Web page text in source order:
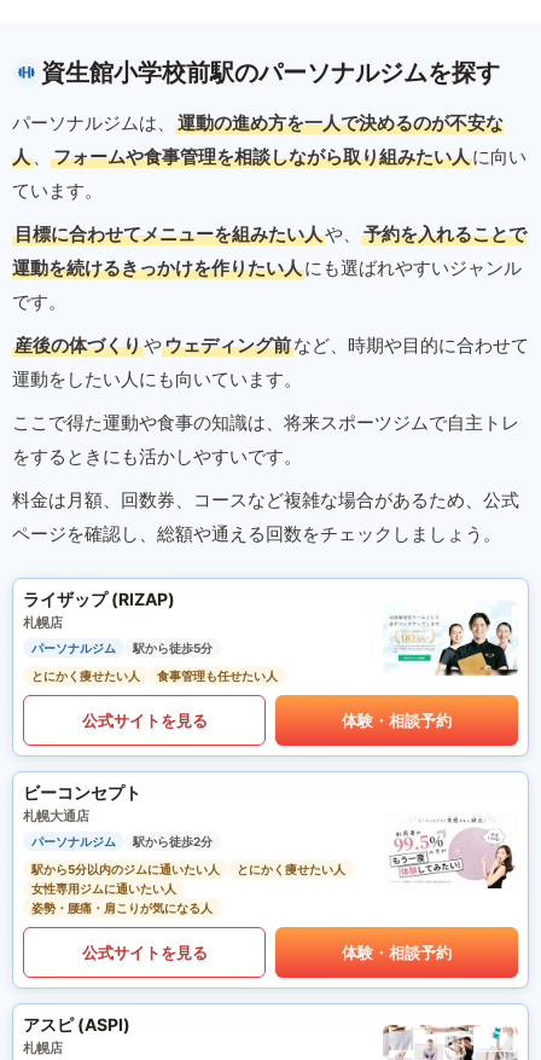
資生館小学校前駅のパーソナルジムを探す
パーソナルジムは、
運動の進め方を一人で決めるのが不安な
人 、 フォームや食事管理を相談しながら取り組みたい人に向い
ています。
目標に合わせてメニューを組みたい人や、
予約を入れることで
運動を続けるきっかけを作りたい人にも選ばれやすいジャンル
です。
産後の体づくりやウェディング前など、時期や目的に合わせて
運動をしたい人にも向いています。
ここで得た運動や食事の知識は、将来スポーツジムで自主トレ
をするときにも活かしやすいです。
料金は月額、回数券、コースなど複雑な場合があるため、公式
ページを確認し、総額や通える回数をチェックしましょう。
ライザップ (RIZAP)
札幌店
パーソナルジム
駅から徒歩5分
とにかく痩せたい人
食事管理も任せたい人
公式サイトを見る 体験・相談予約
ビーコンセプト
札幌大通店
パーソナルジム
駅から徒歩2分
駅から5分以内のジムに通いたい人
とにかく痩せたい人
女性専用ジムに通いたい人
姿勢・腰痛・肩こりが気になる人
公式サイトを見る 体験・相談予約
アスピ (ASPI)
札幌店